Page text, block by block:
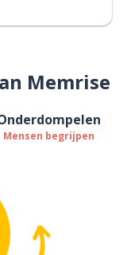
Memrise
Mensen begrijpen